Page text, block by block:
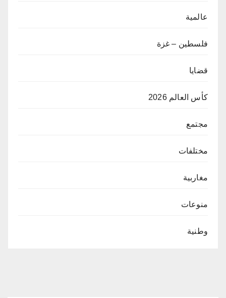
عالمية
فلسطين – غزة
قضايا
كأس العالم 2026
مجتمع
مختلفات
مغاربية
منوعات
وطنية